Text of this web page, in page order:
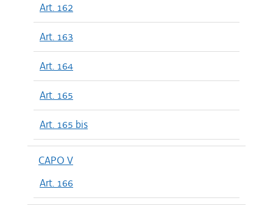
Art. 162
Art. 163
Art. 164
Art. 165
Art. 165 bis
CAPO V
Art. 166